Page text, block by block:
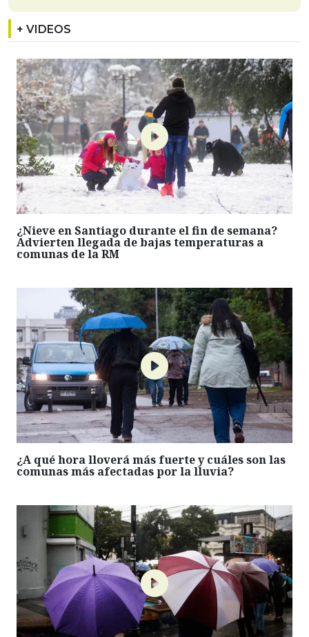
+ VIDEOS
¿Nieve en Santiago durante el fin de semana?
Advierten llegada de bajas temperaturas a
comunas de la RM
¿A qué hora lloverá más fuerte y cuáles son las
comunas más afectadas por la lluvia?